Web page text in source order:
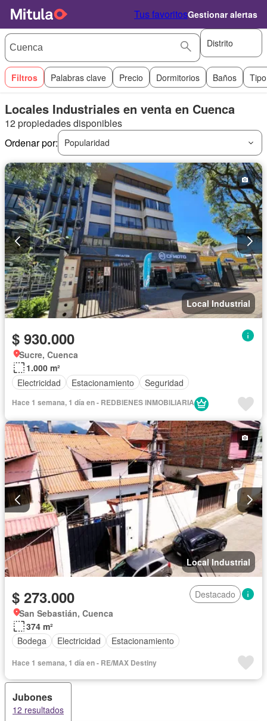
Tus favoritosGestionar alertas
Distrito
Filtros Palabras clave Precio Dormitorios Baños
Locales Industriales en venta en Cuenca
12 propiedades disponibles
Ordenar por:
Popularidad
Local Industrial
$ 930.000
Sucre, Cuenca
1.000 m²
Electricidad
Estacionamiento Seguridad
Hace 1 semana, 1 día en - REDBIENES INMOBILIARIA
Local Industrial
$ 273.000
Destacado
San Sebastián, Cuenca
374 m²
Bodega
Electricidad Estacionamiento
Hace 1 semana, 1 día en - RE/MAX Destiny
Jubones
12 resultados